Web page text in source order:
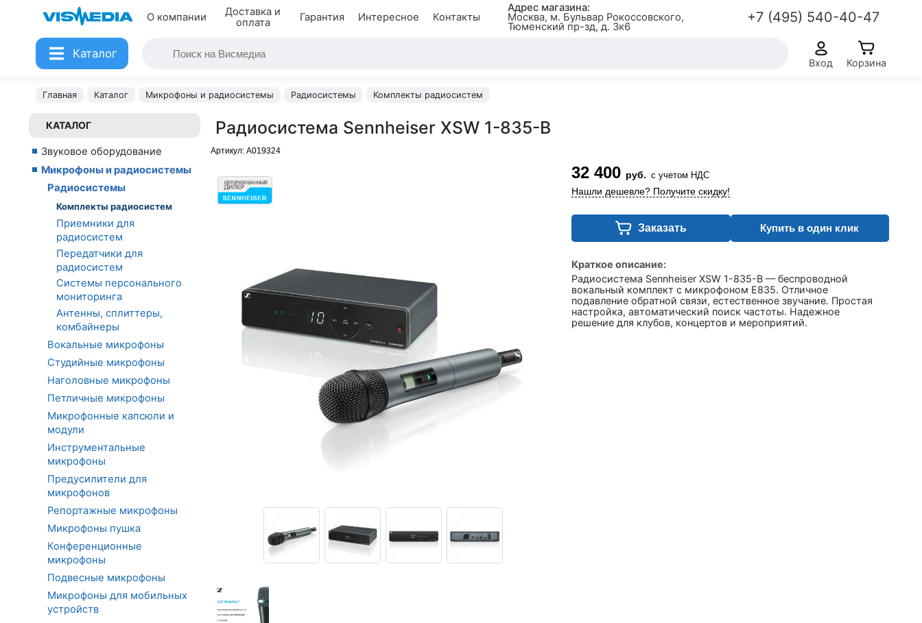
О компании
Доставка и
оплата
Гарантия Интересное Контакты
Адрес магазина:
Москва, м. Бульвар Рокоссовского,
Тюменский пр-зд, д. 3к6
+7 (495) 540-40-47
Каталог
Вход Корзина
Главная Каталог Микрофоны и радиосистемы Радиосистемы Комплекты радиосистем
КАТАЛОГ
Звуковое оборудование
Микрофоны и радиосистемы
Радиосистемы
Комплекты радиосистем
Приемники для
радиосистем
Передатчики для
радиосистем
Системы персонального
мониторинга
Антенны, сплиттеры,
комбайнеры
Вокальные микрофоны
Студийные микрофоны
Наголовные микрофоны
Петличные микрофоны
Микрофонные капсюли и
модули
Инструментальные
микрофоны
Предусилители для
микрофонов
Репортажные микрофоны
Микрофоны пушка
Конференционные
микрофоны
Подвесные микрофоны
Микрофоны для мобильных
устройств
Радиосистема Sennheiser XSW 1-835-B
Артикул: A019324
32 400 руб. с учетом НДС
Нашли дешевле? Получите скидку!
Заказать Купить в один клик
Краткое описание:
Радиосистема Sennheiser XSW 1-835-B — беспроводной
вокальный комплект с микрофоном E835. Отличное
подавление обратной связи, естественное звучание. Простая
настройка, автоматический поиск частоты. Надежное
решение для клубов, концертов и мероприятий.